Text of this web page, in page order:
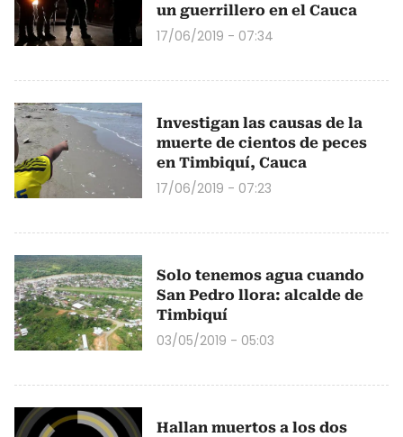
un guerrillero en el Cauca
17/06/2019 - 07:34
Investigan las causas de la
muerte de cientos de peces
en Timbiquí, Cauca
17/06/2019 - 07:23
Solo tenemos agua cuando
San Pedro llora: alcalde de
Timbiquí
03/05/2019 - 05:03
Hallan muertos a los dos